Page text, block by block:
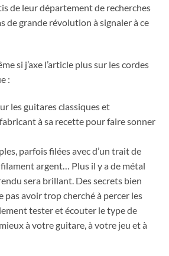
de leur département de recherches
de grande révolution à signaler à ce
si j’axe l’article plus sur les cordes
:
les guitares classiques et
à sa recette pour faire sonner
parfois filées avec d’un trait de
argent… Plus il y a de métal
sera brillant. Des secrets bien
pas avoir trop cherché à percer les
tester et écouter le type de
à votre guitare, à votre jeu et à